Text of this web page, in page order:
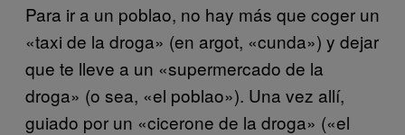
Para ir a un poblao, no hay más que coger un
«taxi de la droga» (en argot, «cunda») y dejar
que te lleve a un «supermercado de la
droga» (o sea, «el poblao»). Una vez allí,
guiado por un «cicerone de la droga» («el